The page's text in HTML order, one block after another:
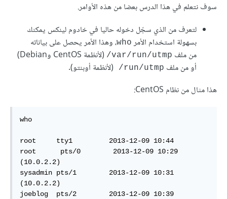
سوف نتعلم في هذا الدرس بعضا من هذه الأوامر.
لتعرف من الذي سجّل دخوله حاليا في خادوم لينكس يمكنك
بسهولة استخدام الأمر who، وهذا الأمر يحصل على بياناته
من ملف var/run/utmp/
(لأنظمة CentOS وDebian)
أو من ملف run/utmp/
(لأنظمة أوبنتو).
هذا مثال من نظام CentOS:
who
root     tty1         2013-12-09 10:44
root      pts/0        2013-12-09 10:29
(10.0.2.2)
sysadmin pts/1        2013-12-09 10:31
(10.0.2.2)
joeblog  pts/2        2013-12-09 10:39